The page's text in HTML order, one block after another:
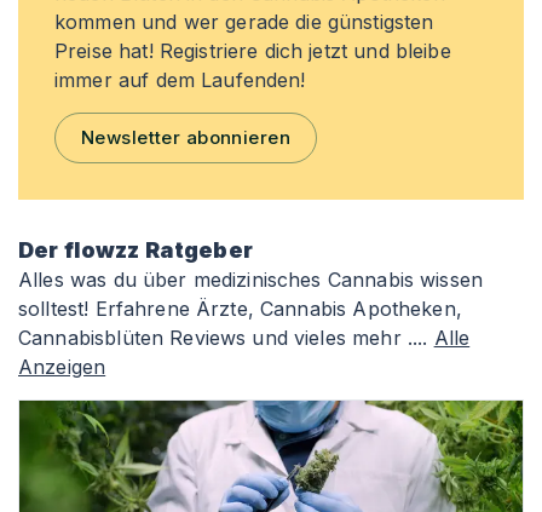
kommen und wer gerade die günstigsten
Preise hat! Registriere dich jetzt und bleibe
immer auf dem Laufenden!
Newsletter abonnieren
Der flowzz Ratgeber
Alles was du über medizinisches Cannabis wissen
solltest! Erfahrene Ärzte, Cannabis Apotheken,
Cannabisblüten Reviews und vieles mehr .... Alle
Anzeigen